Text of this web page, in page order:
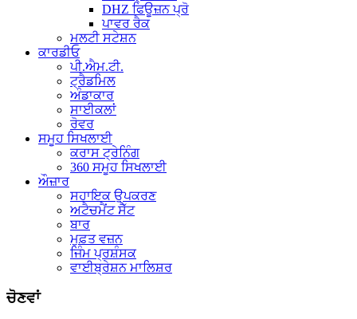
DHZ ਫਿਊਜ਼ਨ ਪ੍ਰੋ
ਪਾਵਰ ਰੈਕ
ਮਲਟੀ ਸਟੇਸ਼ਨ
ਕਾਰਡੀਓ
ਪੀ.ਐਮ.ਟੀ.
ਟ੍ਰੈਡਮਿਲ
ਅੰਡਾਕਾਰ
ਸਾਈਕਲਾਂ
ਰੋਵਰ
ਸਮੂਹ ਸਿਖਲਾਈ
ਕਰਾਸ ਟ੍ਰੇਨਿੰਗ
360 ਸਮੂਹ ਸਿਖਲਾਈ
ਔਜ਼ਾਰ
ਸਹਾਇਕ ਉਪਕਰਣ
ਅਟੈਚਮੈਂਟ ਸੈੱਟ
ਬਾਰ
ਮੁਫ਼ਤ ਵਜ਼ਨ
ਜਿੰਮ ਪ੍ਰਸ਼ੰਸਕ
ਵਾਈਬ੍ਰੇਸ਼ਨ ਮਾਲਿਸ਼ਰ
ਚੋਣਵਾਂ